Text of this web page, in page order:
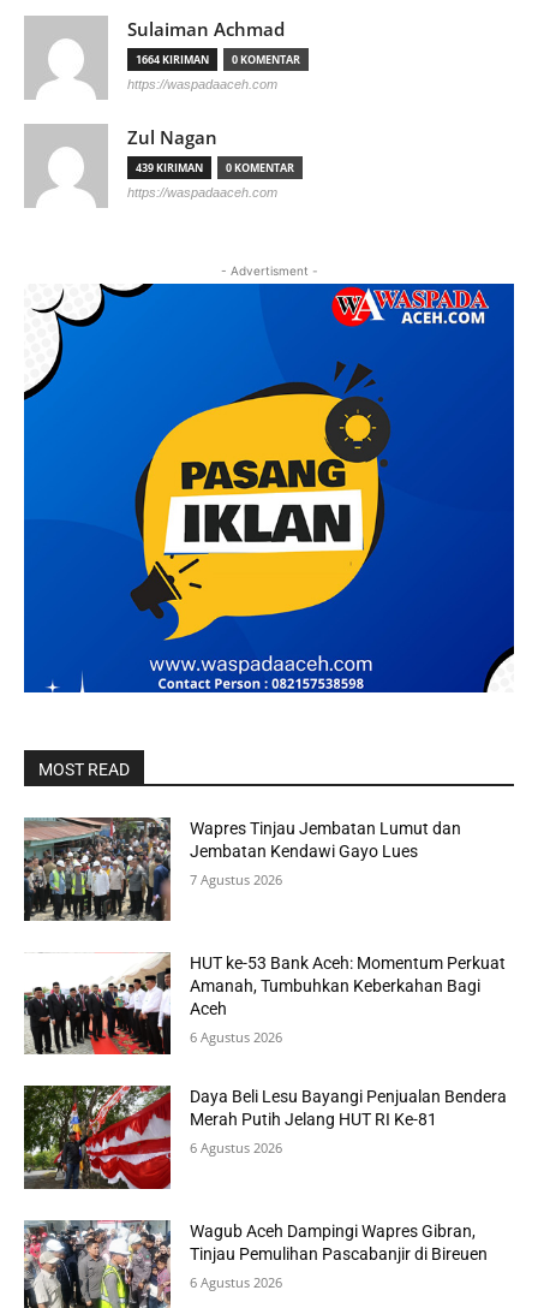
Sulaiman Achmad
1664 KIRIMAN 0 KOMENTAR
https://waspadaaceh.com
Zul Nagan
439 KIRIMAN 0 KOMENTAR
https://waspadaaceh.com
- Advertisment -
MOST READ
Wapres Tinjau Jembatan Lumut dan
Jembatan Kendawi Gayo Lues
7 Agustus 2026
HUT ke-53 Bank Aceh: Momentum Perkuat
Amanah, Tumbuhkan Keberkahan Bagi
Aceh
6 Agustus 2026
Daya Beli Lesu Bayangi Penjualan Bendera
Merah Putih Jelang HUT RI Ke-81
6 Agustus 2026
Wagub Aceh Dampingi Wapres Gibran,
Tinjau Pemulihan Pascabanjir di Bireuen
6 Agustus 2026